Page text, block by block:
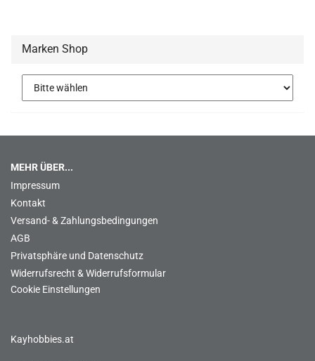
Marken Shop
MEHR ÜBER...
Impressum
Kontakt
Versand- & Zahlungsbedingungen
AGB
Privatsphäre und Datenschutz
Widerrufsrecht & Widerrufsformular
Cookie Einstellungen
Kayhobbies.at